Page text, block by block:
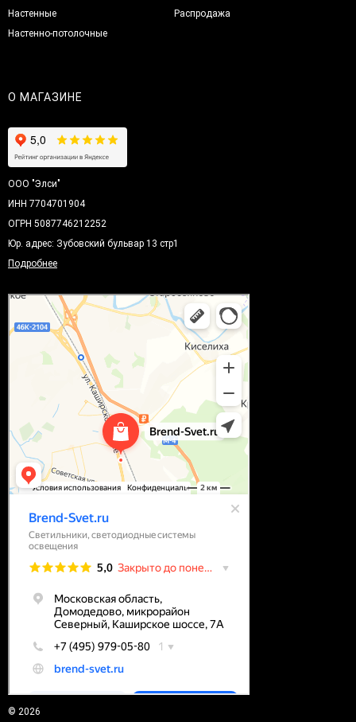
Настенные
Настенно-потолочные
Распродажа
О МАГАЗИНЕ
ООО "Элси"
ИНН 7704701904
ОГРН 5087746212252
Юр. адрес: Зубовский бульвар 13 стр1
Подробнее
© 2026